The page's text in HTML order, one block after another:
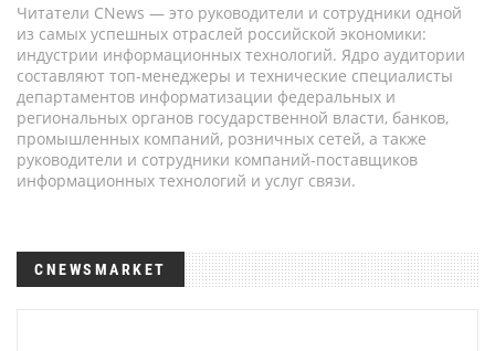
Читатели CNews — это руководители и сотрудники одной
из самых успешных отраслей российской экономики:
индустрии информационных технологий. Ядро аудитории
составляют топ-менеджеры и технические специалисты
департаментов информатизации федеральных и
региональных органов государственной власти, банков,
промышленных компаний, розничных сетей, а также
руководители и сотрудники компаний-поставщиков
информационных технологий и услуг связи.
CNEWSMARKET